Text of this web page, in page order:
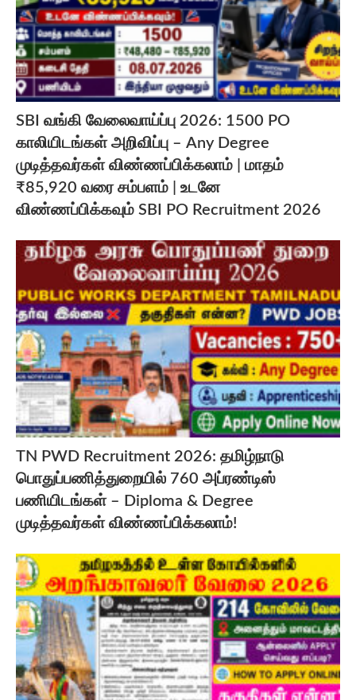
SBI வங்கி வேலைவாய்ப்பு 2026: 1500 PO
காலியிடங்கள் அறிவிப்பு – Any Degree
முடித்தவர்கள் விண்ணப்பிக்கலாம் | மாதம்
₹85,920 வரை சம்பளம் | உடனே
விண்ணப்பிக்கவும் SBI PO Recruitment 2026
TN PWD Recruitment 2026: தமிழ்நாடு
பொதுப்பணித்துறையில் 760 அப்ரண்டிஸ்
பணியிடங்கள் – Diploma & Degree
முடித்தவர்கள் விண்ணப்பிக்கலாம்!